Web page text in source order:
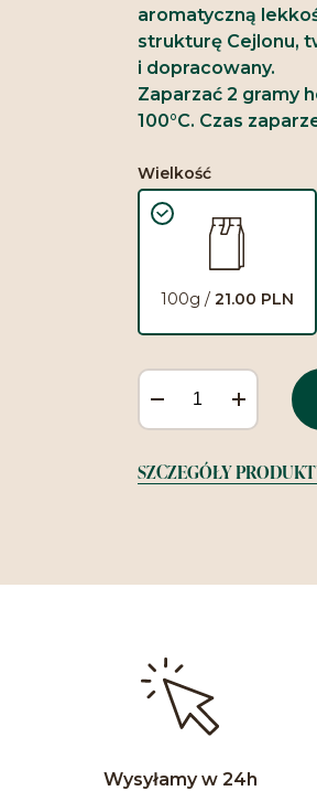
aromatyczną
strukturę Cejlonu,
i dopracowany.
Zaparzać 2 gramy
100°C. Czas
Wielkość
100g / 21.00 PLN
SZCZEGÓŁY
Wysyłamy w 24h